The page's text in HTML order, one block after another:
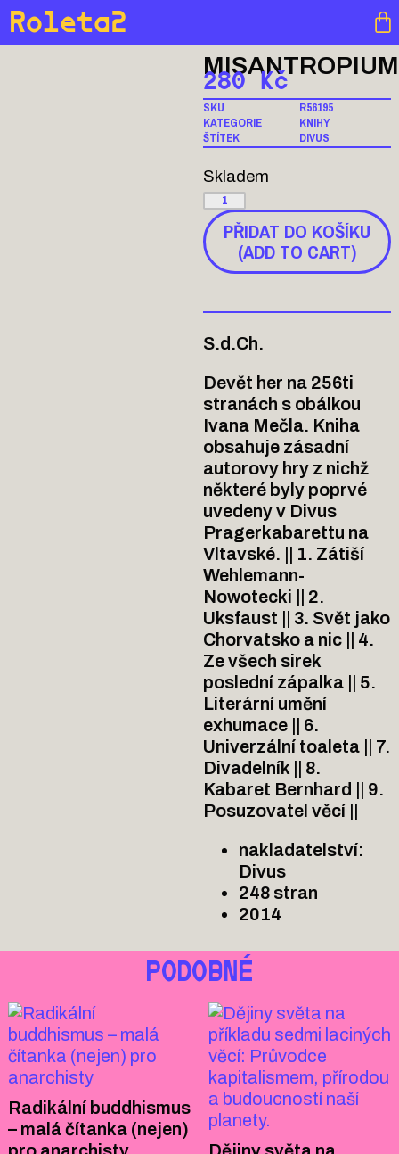
Roleta2
MISANTROPIUM
280 Kč
SKU
R56195
KATEGORIE
KNIHY
ŠTÍTEK
DIVUS
Skladem
PŘIDAT DO KOŠÍKU
(ADD TO CART)
S.d.Ch.
Devět her na 256ti
stranách s obálkou
Ivana Mečla. Kniha
obsahuje zásadní
autorovy hry z nichž
některé byly poprvé
uvedeny v Divus
Pragerkabarettu na
Vltavské. || 1. Zátiší
Wehlemann-
Nowotecki || 2.
Uksfaust || 3. Svět jako
Chorvatsko a nic || 4.
Ze všech sirek
poslední zápalka || 5.
Literární umění
exhumace || 6.
Univerzální toaleta || 7.
Divadelník || 8.
Kabaret Bernhard || 9.
Posuzovatel věcí ||
nakladatelství:
Divus
248 stran
2014
PODOBNÉ
Radikální buddhismus
– malá čítanka (nejen)